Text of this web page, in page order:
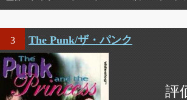
3 The Punk/ザ・パンク